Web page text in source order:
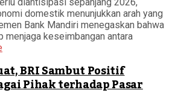
domestik menunjukkan arah yang
Bank Mandiri menegaskan bahwa
menjaga keseimbangan antara
BRI Sambut Positif
Pihak terhadap Pasar